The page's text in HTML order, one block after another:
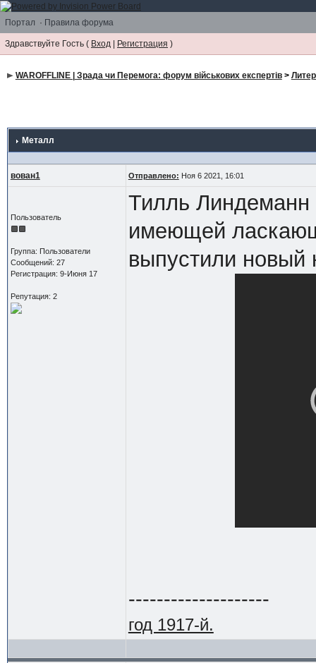
Портал · Правила форума
Здравствуйте Гость ( Вход | Регистрация )
WAROFFLINE | Зрада чи Перемога: форум військових експертів>
Металл
вован1 Отправлено: Ноя 6 2021, 16:01
Пользователь
Группа: Пользователи
Сообщений: 27
Регистрация: 9-Июня 17
Репутация: 2
Тилль Линдеманн
имеющей
выпустили новый
--------------------
год 1917-й.